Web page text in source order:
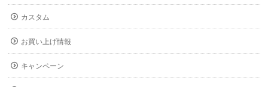
カスタム
お買い上げ情報
キャンペーン